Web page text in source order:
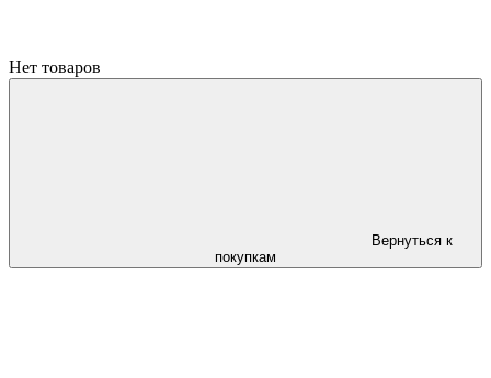
Нет товаров
Вернуться к
покупкам